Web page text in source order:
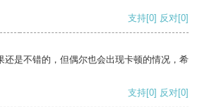
支持[0] 反对[0]
还是不错的，但偶尔也会出现卡顿的情况，希
支持[0] 反对[0]